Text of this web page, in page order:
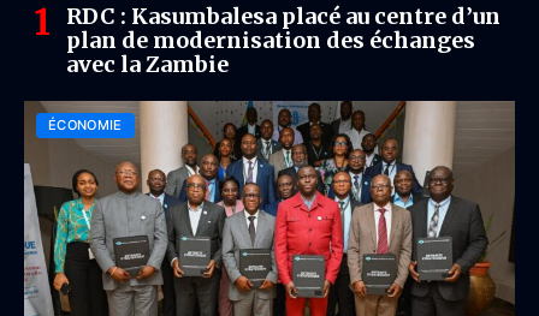
RDC : Kasumbalesa placé au centre d’un
plan de modernisation des échanges
avec la Zambie
ÉCONOMIE